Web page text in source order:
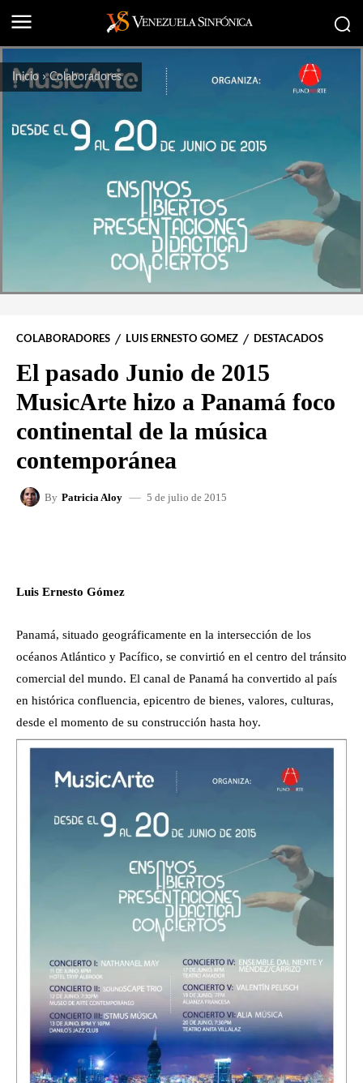
Inicio Colaboradores
COLABORADORES LUIS ERNESTO GOMEZ DESTACADOS
El pasado Junio de 2015
MusicArte hizo a Panamá foco
continental de la música
contemporánea
By Patricia Aloy 5 de julio de 2015
Luis Ernesto Gómez
Panamá, situado geográficamente en la intersección de los
océanos Atlántico y Pacífico, se convirtió en el centro del tránsito
comercial del mundo. El canal de Panamá ha convertido al país
en histórica confluencia, epicentro de bienes, valores, culturas,
desde el momento de su construcción hasta hoy.